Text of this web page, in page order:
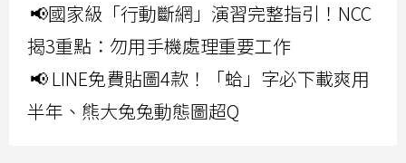
📢國家級「行動斷網」演習完整指引！NCC
揭3重點：勿用手機處理重要工作
📢 LINE免費貼圖4款！「蛤」字必下載爽用
半年、熊大兔兔動態圖超Q